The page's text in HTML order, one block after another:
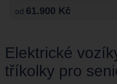
od 61.900 Kč
Elektrické
tříkolky pro